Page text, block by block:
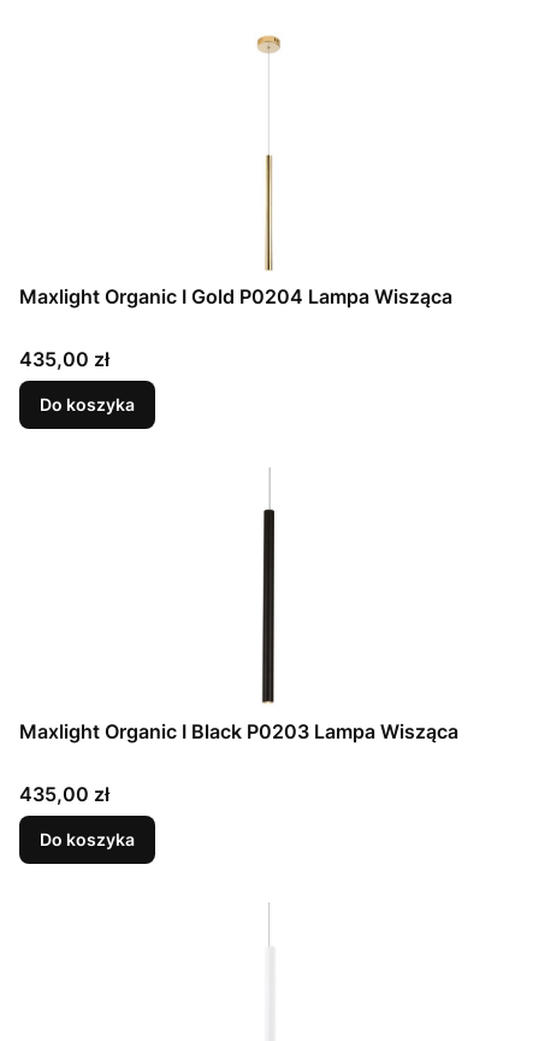
Maxlight Organic I Gold P0204 Lampa Wisząca
Cena
435,00 zł
Do koszyka
Maxlight Organic I Black P0203 Lampa Wisząca
Cena
435,00 zł
Do koszyka